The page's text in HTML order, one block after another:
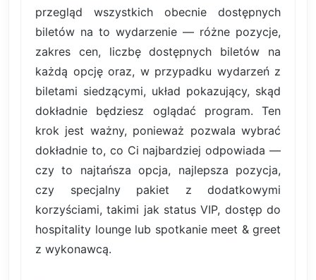
przegląd wszystkich obecnie dostępnych
biletów na to wydarzenie — różne pozycje,
zakres cen, liczbę dostępnych biletów na
każdą opcję oraz, w przypadku wydarzeń z
biletami siedzącymi, układ pokazujący, skąd
dokładnie będziesz oglądać program. Ten
krok jest ważny, ponieważ pozwala wybrać
dokładnie to, co Ci najbardziej odpowiada —
czy to najtańsza opcja, najlepsza pozycja,
czy specjalny pakiet z dodatkowymi
korzyściami, takimi jak status VIP, dostęp do
hospitality lounge lub spotkanie meet & greet
z wykonawcą.